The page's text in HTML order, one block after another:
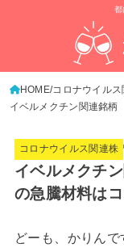
都
HOME コロナウイルス
イベルメクチン関連銘
コロナウイルス関連株
イベルメクチ
の急騰材料は
どーも、かりんで